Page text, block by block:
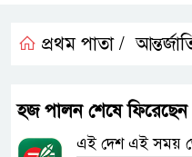
প্রথম পাতা /
হজ পালন শেষে
এই দেশ এই সময়